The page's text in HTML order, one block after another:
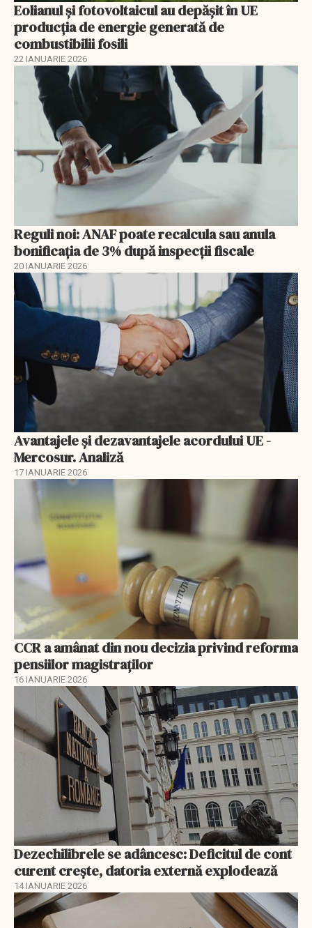
Eolianul și fotovoltaicul au depășit în UE
producția de energie generată de
combustibilii fosili
22 IANUARIE 2026
Reguli noi: ANAF poate recalcula sau anula
bonificația de 3% după inspecții fiscale
20 IANUARIE 2026
Avantajele şi dezavantajele acordului UE -
Mercosur. Analiză
17 IANUARIE 2026
CCR a amânat din nou decizia privind reforma
pensiilor magistraţilor
16 IANUARIE 2026
Dezechilibrele se adâncesc: Deficitul de cont
curent crește, datoria externă explodează
14 IANUARIE 2026